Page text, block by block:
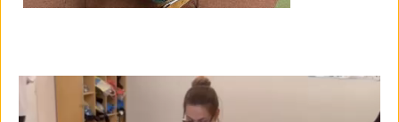
動
プ